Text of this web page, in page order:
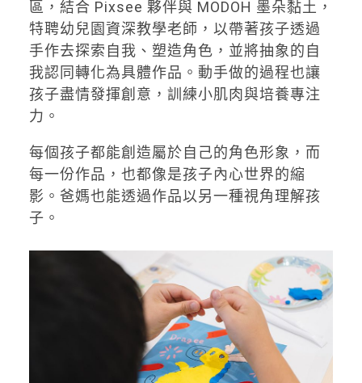
區，結合 Pixsee 夥伴與 MODOH 墨朵黏土，
特聘幼兒園資深教學老師，以帶著孩子透過
手作去探索自我、塑造角色，並將抽象的自
我認同轉化為具體作品。動手做的過程也讓
孩子盡情發揮創意，訓練小肌肉與培養專注
力。
每個孩子都能創造屬於自己的角色形象，而
每一份作品，也都像是孩子內心世界的縮
影。爸媽也能透過作品以另一種視角理解孩
子。